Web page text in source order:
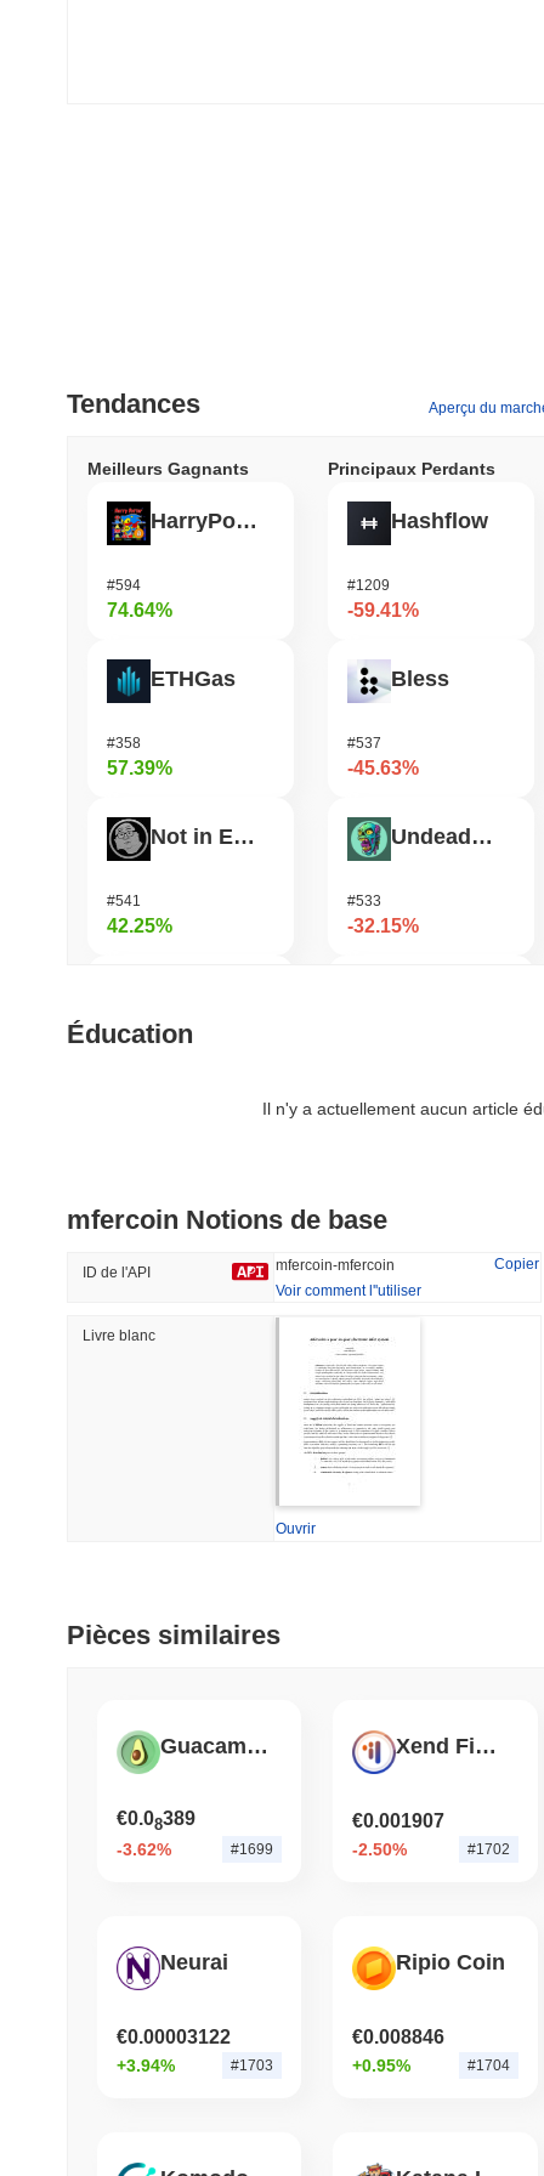
Tendances Aperçu du
Meilleurs Gagnants
HarryPotterObamaSonic10Inu (ETH)
#594
74.64%
ETHGas
#358
57.39%
Not in Employment, Education, or Training
#541
42.25%
#350
Principaux Perdants
Hashflow
#1209
-59.41%
Bless
#537
-45.63%
Undeads Games
#533
-32.15%
#526
Tendance Récemment Ajouté
#9803
1.38%
Éducation
Il n'y a actuellement aucun article
mfercoin Notions de base
ID de l'API mfercoin-mfercoin
Copier
Voir comment l''utiliser
Livre blanc
Ouvrir
Pièces similaires
Guacamole
€0.08389
-3.62% #1699
Xend Finance
€0.001907
-2.50% #1702
Neurai
€0.00003122
+3.94% #1703
Ripio Coin
€0.008846
+0.95% #1704